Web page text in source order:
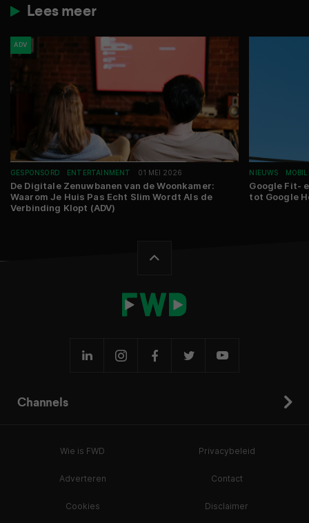
Lees meer
ADV
GESPONSORD ENTERTAINMENT 01 MEI 2026
De Digitale Zenuwbanen van de Woonkamer:
Waarom Je Huis Pas Echt Slim Wordt Als de
Verbinding Klopt (ADV)
NIEUWS
Google Fit-
tot Google
Channels
Wie is FWD Privacybeleid
Adverteren Contact
Cookies Disclaimer